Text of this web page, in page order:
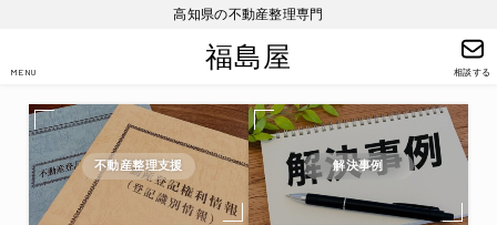
高知県の不動産整理専門
福島屋 相談する
MENU
不動産整理支援 解決事例